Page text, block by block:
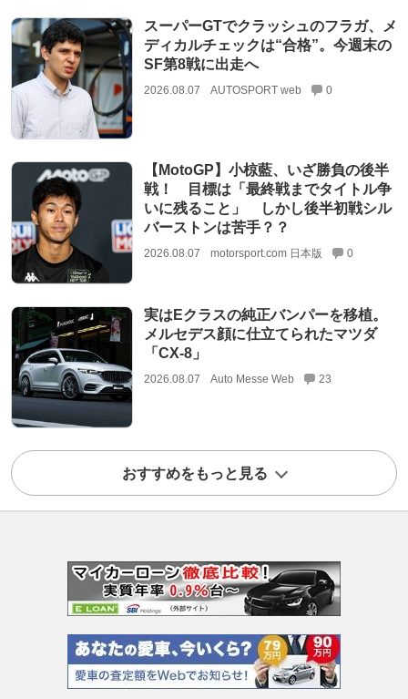
スーパーGTでクラッシュのフラガ、メ
ディカルチェックは“合格”。今週末の
SF第8戦に出走へ
2026.08.07 AUTOSPORT web 0
【MotoGP】小椋藍、いざ勝負の後半
戦！ 目標は「最終戦までタイトル争
いに残ること」 しかし後半初戦シル
バーストンは苦手？？
2026.08.07 motorsport.com 日本版 0
実はEクラスの純正バンパーを移植。
メルセデス顔に仕立てられたマツダ
「CX-8」
2026.08.07 Auto Messe Web 23
おすすめをもっと見る